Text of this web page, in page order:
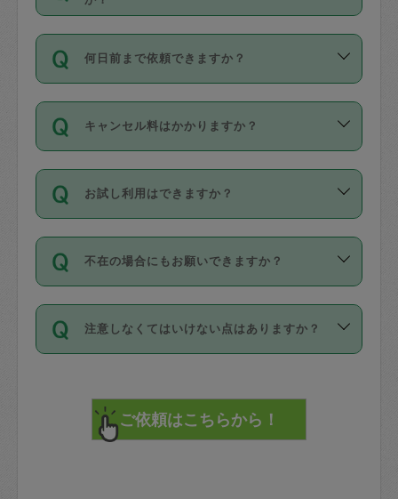
時間も被らない場合、損害保険の対象外
てお仕事をしているフィリピン出身の
社員など様々なバックグラウンドの方が
登録しています。
日本語も話せる方など様々です。
ールに記載していますので、各自の得意
を依頼してください。
写真提出をしていただいています。外国
確認しています。タスカジさんトレーニ
ング動画を使ったセルフトレーニングの
現場トライアルを受け、合格したタスカ
ジさんが活動されています。
※テストセンターの講評は１件目のレビュ
参考
【詳細】タスカジさんの登録に際
依頼者とタスカジさんとの間でタスカジ
を通して成立した作業時間内での作業に
適用されます。作業範囲は、掃除、洗
です。作業中に物を壊したり、人にけが
をさせたりした場合が対象で、補償金額
す。
写真を撮り、
詳細FAQ：
損害賠償保険について教えて
何日前まで依頼できますか？
ご依頼は、現在を起点に3日後（72時間
以降）の日時から受付可能となっていま
す。
タスカジさんへ「募集」をかけることが
可能です。
キャンセル料はかかりますか？
キャンセル料には、以下の2種類がありま
す。
1. 直前キャンセル（定期、スポット契約
共通）
72時間を超える※と、以下のキャンセル
料が発生します。
直前キャンセル料：
72時間前〜24時間前＝依頼料金の50%
お試し利用はできますか？
「お試し利用」というメニューはありま
せんが、「一回のみ」依頼を活用するこ
とによって、気に入ったタスカジさんを
まず、条件の合う気になるタスカジさ
みてください。
その後、一番気に入ったタスカジさんに
不在の場合にもお願いできますか？
不在の場合の作業はタスカジさんの同意
が必要です。数回の依頼ののち、タスカ
ジさんと依頼者の間で十分な信頼関係が
てください。
不在時に部屋に入るためにタスカジさん
注意しなくてはいけない点はありますか？
で、必ず鍵のかかるロッカーや金庫に入
れて依頼者の責任の元管理するよう心掛
けてください。